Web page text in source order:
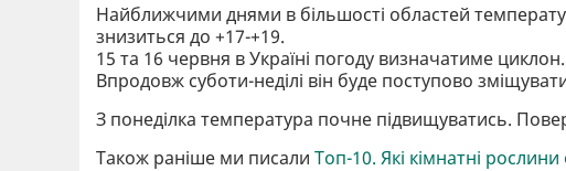
Найближчими днями в більшості областей
знизиться до +17-+19.
15 та 16 червня в Україні погоду визначатиме
Впродовж суботи-неділі він буде поступово
З понеділка температура почне підвищуватись.
Також раніше ми писали Топ-10. Які кімнатні